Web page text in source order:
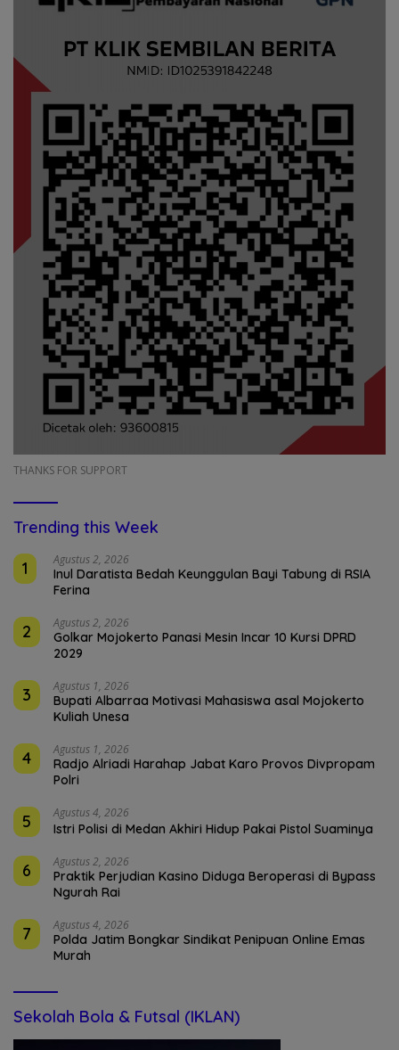
THANKS FOR SUPPORT
Trending this Week
1
Agustus 2, 2026
Inul Daratista Bedah Keunggulan Bayi Tabung di RSIA
Ferina
2 Agustus 2, 2026
Golkar Mojokerto Panasi Mesin Incar 10 Kursi DPRD
2029
3 Agustus 1, 2026
Bupati Albarraa Motivasi Mahasiswa asal Mojokerto
Kuliah Unesa
4 Agustus 1, 2026
Radjo Alriadi Harahap Jabat Karo Provos Divpropam
Polri
5 Agustus 4, 2026
Istri Polisi di Medan Akhiri Hidup Pakai Pistol Suaminya
6 Agustus 2, 2026
Praktik Perjudian Kasino Diduga Beroperasi di Bypass
Ngurah Rai
7 Agustus 4, 2026
Polda Jatim Bongkar Sindikat Penipuan Online Emas
Murah
Sekolah Bola & Futsal (IKLAN)